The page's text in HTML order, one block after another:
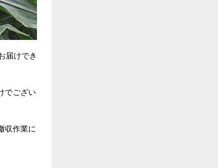
届けでき
でござい
収作業に